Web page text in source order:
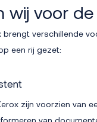
wij voor
verschillende
een rij gezet:
zijn voorzien van